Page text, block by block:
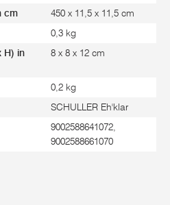
cm 450 x 11,5 x 11,5 cm
0,3 kg
H) in
8 x 8 x 12 cm
0,2 kg
SCHULLER Eh'klar
9002588641072,
9002588661070